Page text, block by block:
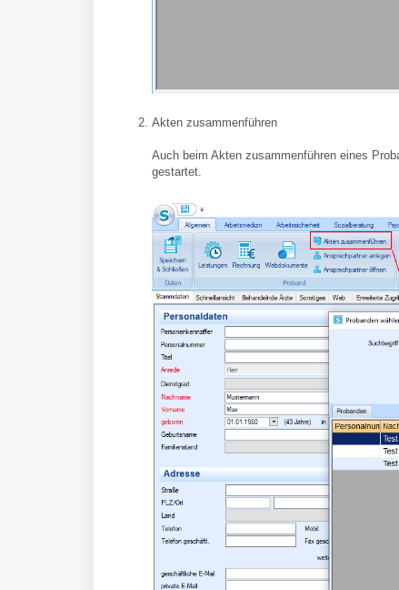
Akten zusammenführen
Auch beim Akten zusammenführen eines
gestartet.